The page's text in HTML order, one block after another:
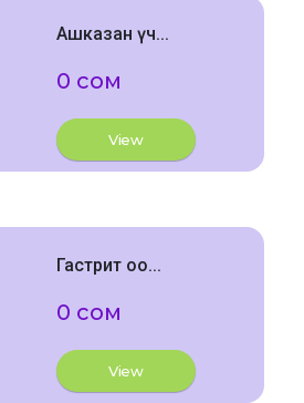
Ашказан үч...
0 сом
View
Гастрит оо...
0 сом
View